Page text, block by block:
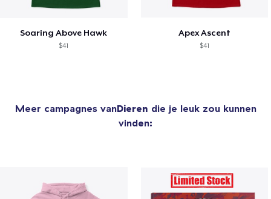
Soaring Above Hawk
$41
Apex Ascent
$41
Meer campagnes vanDieren die je leuk zou kunnen
vinden: